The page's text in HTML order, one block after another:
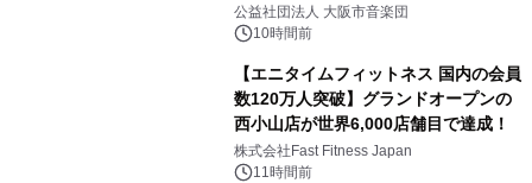
公益社団法人 大阪市音楽団
10時間前
【エニタイムフィットネス 国内の会員
数120万人突破】グランドオープンの
西小山店が世界6,000店舗目で達成！
株式会社Fast Fitness Japan
11時間前